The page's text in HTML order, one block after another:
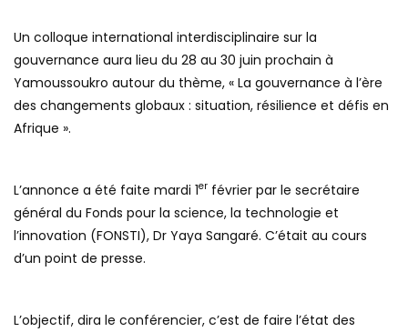
Un colloque international interdisciplinaire sur la
gouvernance aura lieu du 28 au 30 juin prochain à
Yamoussoukro autour du thème, « La gouvernance à l’ère
des changements globaux : situation, résilience et défis en
Afrique ».
L’annonce a été faite mardi 1er février par le secrétaire
général du Fonds pour la science, la technologie et
l’innovation (FONSTI), Dr Yaya Sangaré. C’était au cours
d’un point de presse.
L’objectif, dira le conférencier, c’est de faire l’état des